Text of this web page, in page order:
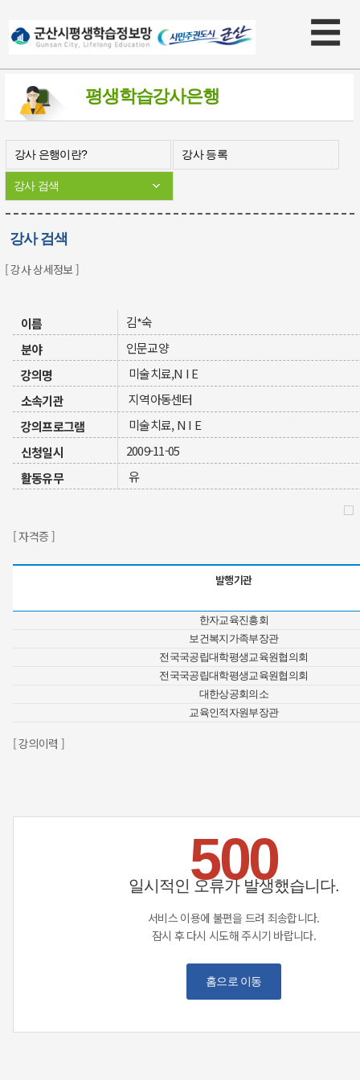
×
☰
평생학습강사은행
강사 은행이란? 강사 등록
강사 검색
강사 검색
[ 강사 상세정보 ]
이름
김*숙
분야
인문교양
강의명
미술치료,N I E
소속기관
지역아동센터
강의프로그램
미술치료, N I E
신청일시
2009-11-05
활동유무
유
[ 자격증 ]
발행기관
한자교육진흥회
보건복지가족부장관
전국국공립대학평생교육원협의회
전국국공립대학평생교육원협의회
대한상공회의소
교육인적자원부장관
[ 강의이력 ]
500
일시적인 오류가 발생했습니다.
서비스 이용에 불편을 드려 죄송합니다.
잠시 후 다시 시도해 주시기 바랍니다.
홈으로 이동